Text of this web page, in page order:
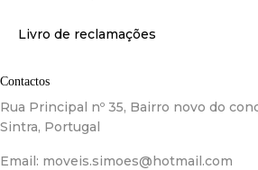
Livro de reclamações
Contactos
Rua Principal nº 35, Bairro novo do
Sintra, Portugal
Email: moveis.simoes@hotmail.com